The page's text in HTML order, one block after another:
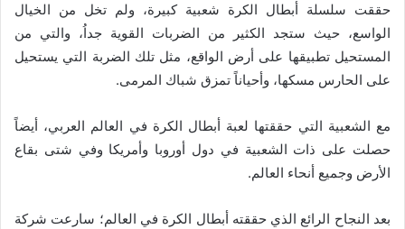
حققت سلسلة أبطال الكرة شعبية كبيرة، ولم تخل من الخيال
الواسع، حيث ستجد الكثير من الضربات القوية جداُ، والتي من
المستحيل تطبيقها على أرض الواقع، مثل تلك الضربة التي يستحيل
على الحارس مسكها، وأحياناً تمزق شباك المرمى.
مع الشعبية التي حققتها لعبة أبطال الكرة في العالم العربي، أيضاً
حصلت على ذات الشعبية في دول أوروبا وأمريكا وفي شتى بقاع
الأرض وجميع أنحاء العالم.
بعد النجاح الرائع الذي حققته أبطال الكرة في العالم؛ سارعت شركة